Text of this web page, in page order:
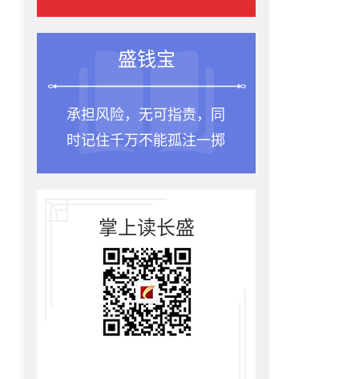
盛钱宝
承担风险，无可指责，同
时记住千万不能孤注一掷
掌上读长盛